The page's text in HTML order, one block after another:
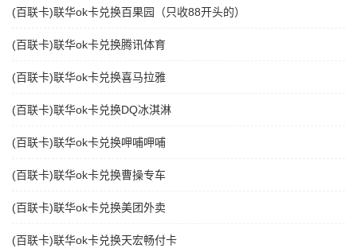
(百联卡)联华ok卡兑换百果园（只收88开头的）
(百联卡)联华ok卡兑换腾讯体育
(百联卡)联华ok卡兑换喜马拉雅
(百联卡)联华ok卡兑换DQ冰淇淋
(百联卡)联华ok卡兑换呷哺呷哺
(百联卡)联华ok卡兑换曹操专车
(百联卡)联华ok卡兑换美团外卖
(百联卡)联华ok卡兑换天宏畅付卡